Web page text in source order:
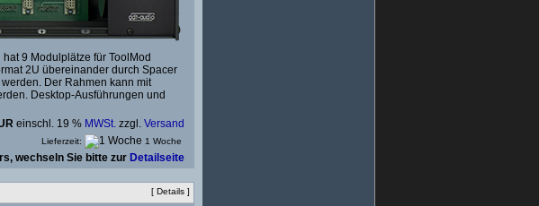
9 Modulplätze für ToolMod
2U übereinander durch Spacer
Der Rahmen kann mit
Desktop-Ausführungen und
einschl. 19 % MWSt. zzgl.Versand
Lieferzeit: 1 Woche
wechseln Sie bitte zur Detailseite
[Details ]